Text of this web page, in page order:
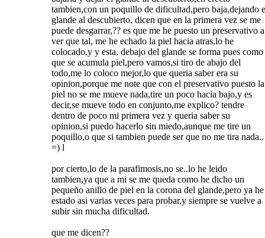
tambien,con un poquillo de dificultad,pero baja,dejando
glande al descubierto, dicen que en la primera vez se me
puede desgarrar,?? es que me he puesto un preservativo a
ver que tal, me he echado la piel hacia atras,lo he
colocado,y y esta, debajo del glande se forma pues como
que se acumula piel,pero vamos,si tiro de abajo del
todo,me lo coloco mejor,lo que queria saber era su
opinion,porque me note que con el preservativo puesto la
piel no se me mueve nada,tire un poco hacia bajo,y es
decir,se mueve todo en conjunto,me explico? tendre
dentro de poco mi primera vez y queria saber su
opinion,si puedo hacerlo sin miedo,aunque me tire un
poquillo,o que si tambien puede ser que no me tira nada..
=) l
por cierto,lo de la parafimosis,no se..lo he leido
tambien,ya que a mi se me queda como he dicho un
pequeño anillo de piel en la corona del glande,pero ya he
estado asi varias veces para probar,y siempre se vuelve a
subir sin mucha dificultad.
que me dicen??